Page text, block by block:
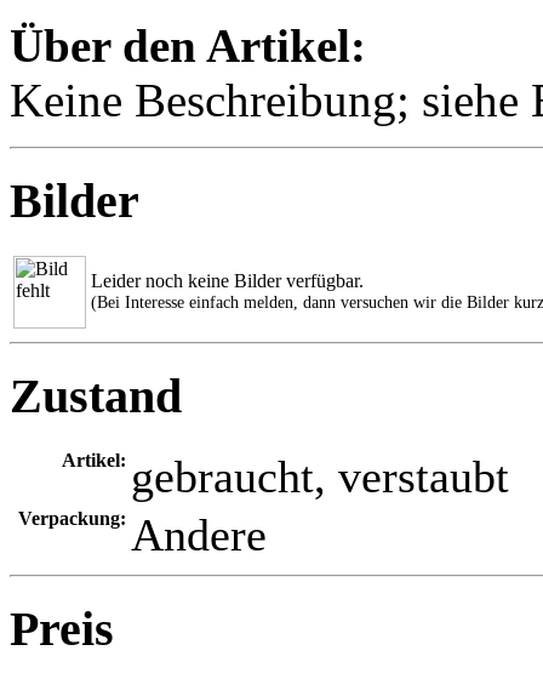
Über den Artikel:
Keine Beschreibung; siehe
Bilder
Leider noch keine Bilder verfügbar.
(Bei Interesse einfach melden, dann versuchen wir die Bilder
Zustand
Artikel: gebraucht, verstaubt
Verpackung: Andere
Preis